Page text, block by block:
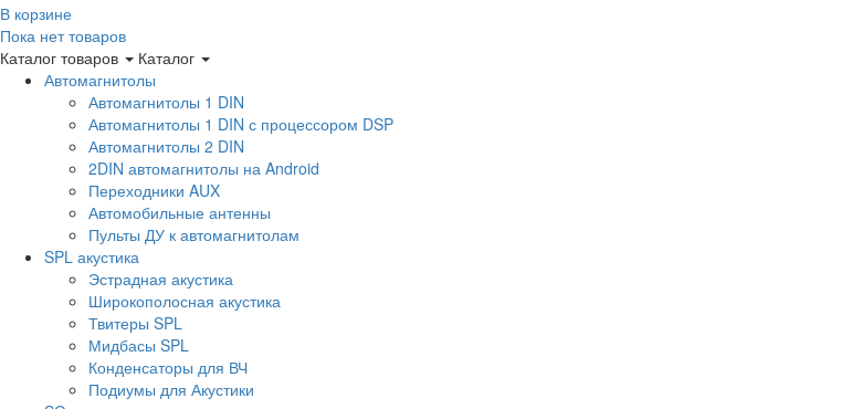
В корзине
Пока нет товаров
Каталог товаров
Каталог
Автомагнитолы
Автомагнитолы 1 DIN
Автомагнитолы 1 DIN с процессором DSP
Автомагнитолы 2 DIN
2DIN автомагнитолы на Android
Переходники AUX
Автомобильные антенны
Пульты ДУ к автомагнитолам
SPL акустика
Эстрадная акустика
Широкополосная акустика
Твитеры SPL
Мидбасы SPL
Конденсаторы для ВЧ
Подиумы для Акустики